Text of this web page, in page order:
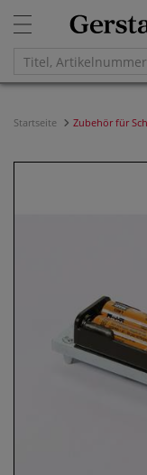
Startseite Zubehör für